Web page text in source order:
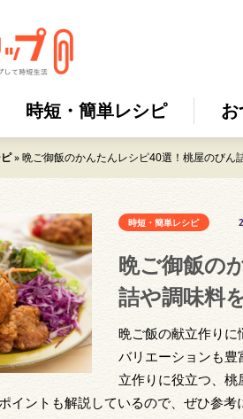
時短・簡単レシピ
»晩ご御飯のかんたんレシピ40選！桃屋のびん
時短・簡単レシピ
晩ご御飯の
詰や調味料
晩ご飯の献立作りに
バリエーションも
立作りに役立つ、
イントも解説しているので、ぜひ参考